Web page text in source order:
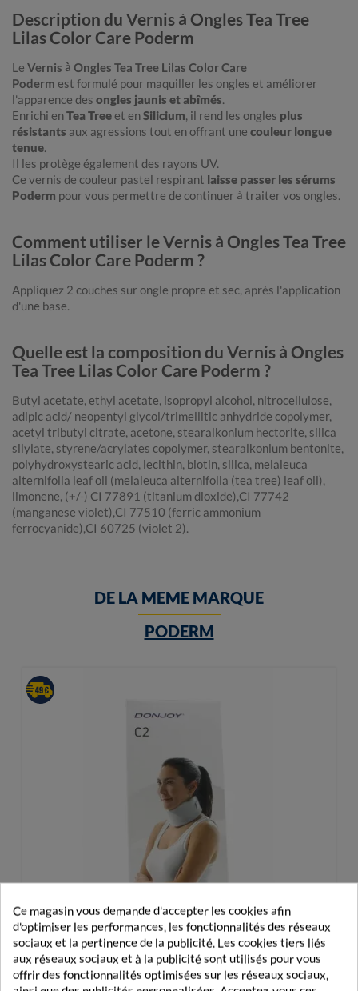
Description du Vernis à Ongles Tea Tree
Lilas Color Care Poderm
Le Vernis à Ongles Tea Tree Lilas Color Care
Poderm est formulé pour maquiller les ongles et améliorer
l'apparence des ongles jaunis et abîmés.
Enrichi enTea Treeet enSilicium, il rend les ongles plus
résistants aux agressions tout en offrant une couleur longue
tenue.
Il les protège également des rayons UV.
Ce vernis de couleur pastel respirant laisse passer les sérums
Poderm pour vous permettre de continuer à traiter vos ongles.
Comment utiliser le Vernis à Ongles Tea Tree
Lilas Color Care Poderm ?
Appliquez 2 couches sur ongle propre et sec, après l'application
d'une base.
Quelle est la composition du Vernis à Ongles
Tea Tree Lilas Color Care Poderm ?
Butyl acetate, ethyl acetate, isopropyl alcohol, nitrocellulose,
adipic acid/ neopentyl glycol/trimellitic anhydride copolymer,
acetyl tributyl citrate, acetone, stearalkonium hectorite, silica
silylate, styrene/acrylates copolymer, stearalkonium bentonite,
polyhydroxystearic acid, lecithin, biotin, silica, melaleuca
alternifolia leaf oil (melaleuca alternifolia (tea tree) leaf oil),
limonene, (+/-) CI 77891 (titanium dioxide),CI 77742
(manganese violet),CI 77510 (ferric ammonium
ferrocyanide),CI 60725 (violet 2).
DE LA MEME MARQUE
PODERM
Ce magasin vous demande d'accepter les cookies afin
d'optimiser les performances, les fonctionnalités des réseaux
sociaux et la pertinence de la publicité. Les cookies tiers liés
aux réseaux sociaux et à la publicité sont utilisés pour vous
offrir des fonctionnalités optimisées sur les réseaux sociaux,